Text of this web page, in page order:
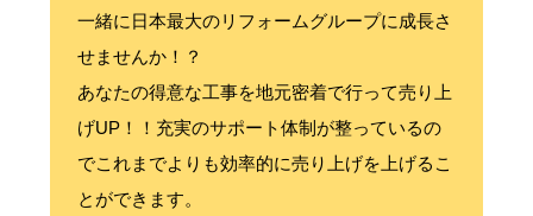
一緒に日本最大のリフォームグループに成長さ
せませんか！？
あなたの得意な工事を地元密着で行って売り上
げUP！！充実のサポート体制が整っているの
でこれまでよりも効率的に売り上げを上げるこ
とができます。